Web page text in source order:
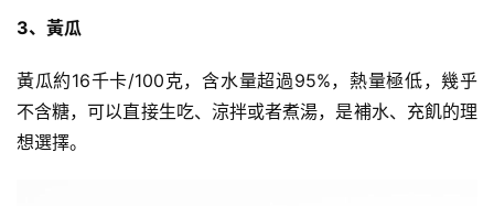
練
增
肌
計
3、黃瓜
黃瓜約16千卡/100克，含水量超過95%，熱量極低，幾乎
不含糖，可以直接生吃、涼拌或者煮湯，是補水、充飢的理
想選擇。